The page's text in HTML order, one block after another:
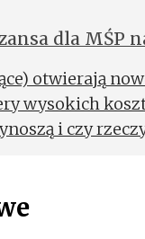
dla MŚP
otwierają
wysokich
i czy